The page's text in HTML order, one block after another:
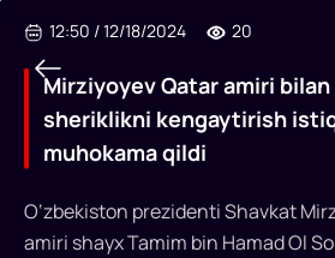
12:50 /12/18/2024 20
Mirziyoyev Qatar amiri
sheriklikni kengaytirish
muhokama qildi
O‘zbekiston prezidenti Shavkat
amiri shayx Tamim bin Hamad Ol